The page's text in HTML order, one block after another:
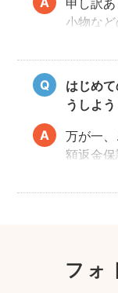
めるこ
申し訳
小物な
おりま
願いし
はじめ
うしよう
万が一
額返金
フォ